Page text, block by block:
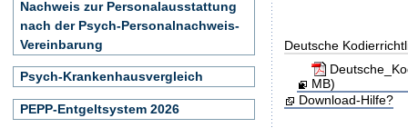
Deutsche
MB)
Download-Hilfe?
Nachweis zur Personalausstattung
nach der Psych-Personalnachweis-
Vereinbarung
Psych-Krankenhausvergleich
PEPP-Entgeltsystem 2026